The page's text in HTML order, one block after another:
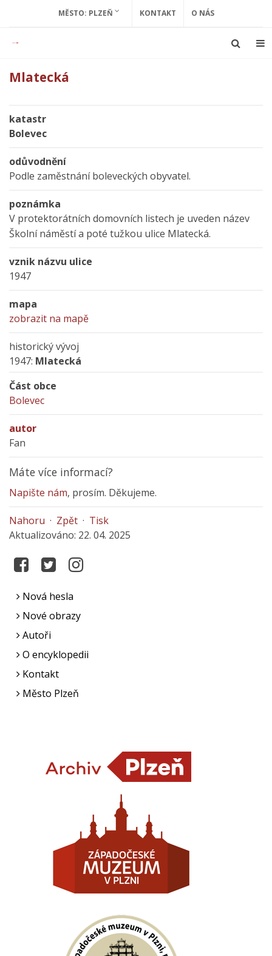
MĚSTO: PLZEŇ KONTAKT O NÁS
Mlatecká
katastr
Bolevec
odůvodnění
Podle zaměstnání boleveckých obyvatel.
poznámka
V protektorátních domovních listech je uveden název
Školní náměstí a poté tužkou ulice Mlatecká.
vznik názvu ulice
1947
mapa
zobrazit na mapě
historický vývoj
1947: Mlatecká
Část obce
Bolevec
autor
Fan
Máte více informací?
Napište nám, prosím. Děkujeme.
Nahoru · Zpět · Tisk
Aktualizováno: 22. 04. 2025
Nová hesla
Nové obrazy
Autoři
O encyklopedii
Kontakt
Město Plzeň